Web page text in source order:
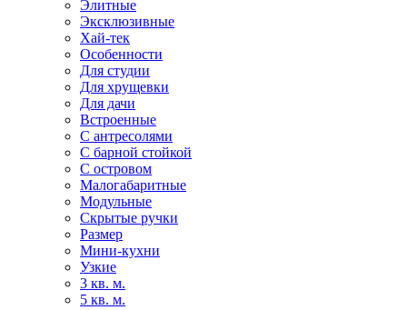
Элитные
Эксклюзивные
Хай-тек
Особенности
Для студии
Для хрущевки
Для дачи
Встроенные
С антресолями
С барной стойкой
С островом
Малогабаритные
Модульные
Скрытые ручки
Размер
Мини-кухни
Узкие
3 кв. м.
5 кв. м.